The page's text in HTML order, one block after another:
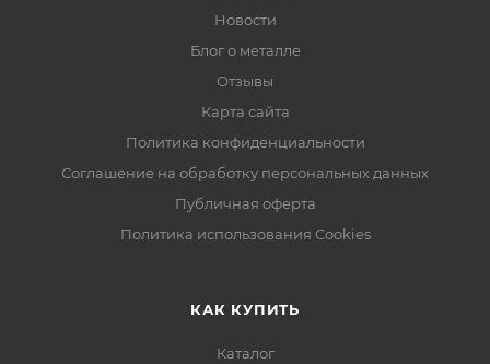
Новости
Блог о металле
Отзывы
Карта сайта
Политика конфиденциальности
Соглашение на обработку персональных данных
Публичная оферта
Политика использования Cookies
КАК КУПИТЬ
Каталог